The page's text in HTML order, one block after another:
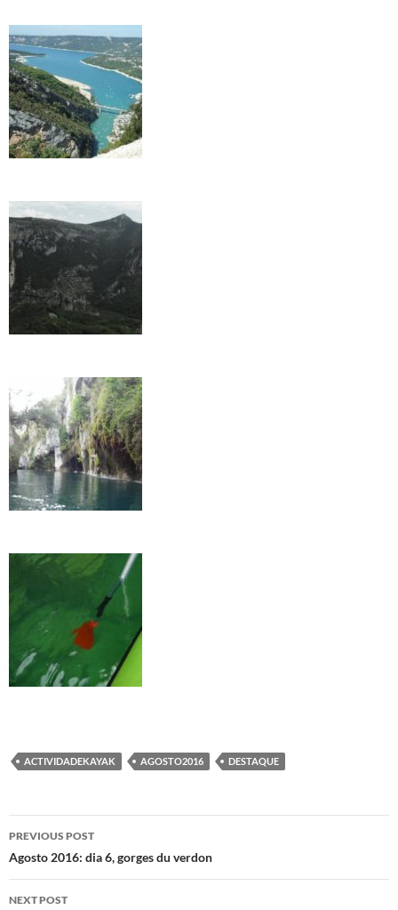
ACTIVIDADEKAYAK AGOSTO2016 DESTAQUE
Post
navigation
PREVIOUS POST
Agosto 2016: dia 6, gorges du verdon
NEXT POST